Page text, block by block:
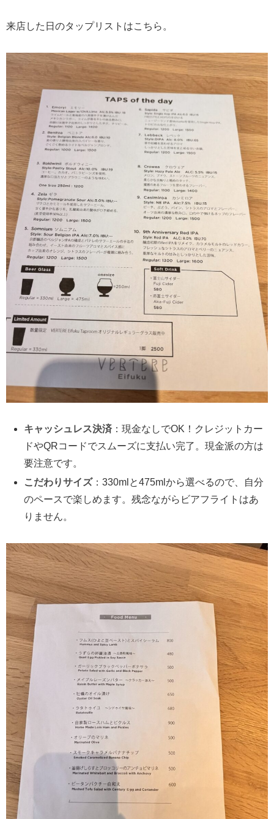
来店した日のタップリストはこちら。
キャッシュレス決済 ：現金なしでOK！クレジットカー
ドやQRコードでスムーズに支払い完了。現金派の方は
要注意です。
こだわりサイズ：330mlと475mlから選べるので、自分
のペースで楽しめます。残念ながらビアフライトはあ
りません。